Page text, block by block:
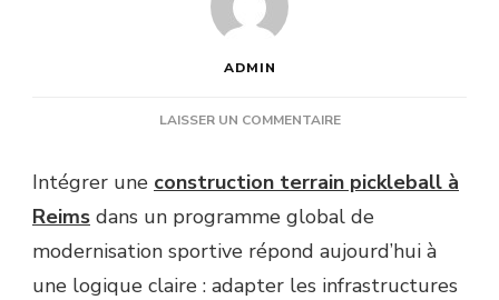
ADMIN
LAISSER UN COMMENTAIRESUR
TERRAIN
PICKLEBALL
REIMS
PEUT-
Intégrer une construction terrain pickleball à
Reims dans un programme global de
modernisation sportive répond aujourd’hui à
une logique claire : adapter les infrastructures